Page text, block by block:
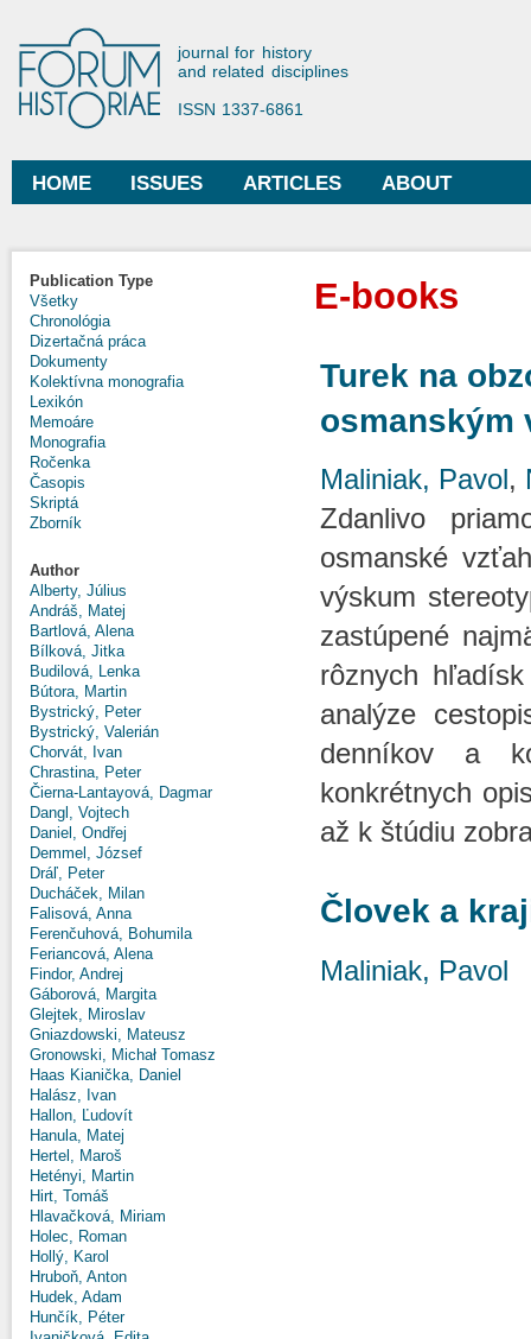
Forum Historiae
journal for history
and related disciplines
ISSN 1337-6861
Main menu
HOME ISSUES ARTICLES ABOUT
Publication Type
Všetky
Chronológia
Dizertačná práca
Dokumenty
Kolektívna monografia
Lexikón
Memoáre
Monografia
Ročenka
Časopis
Skriptá
Zborník
Author
Alberty, Július
Andráš, Matej
Bartlová, Alena
Bílková, Jitka
Budilová, Lenka
Bútora, Martin
Bystrický, Peter
Bystrický, Valerián
Chorvát, Ivan
Chrastina, Peter
Čierna-Lantayová, Dagmar
Dangl, Vojtech
Daniel, Ondřej
Demmel, József
Dráľ, Peter
Ducháček, Milan
Falisová, Anna
Ferenčuhová, Bohumila
Feriancová, Alena
Findor, Andrej
Gáborová, Margita
Glejtek, Miroslav
Gniazdowski, Mateusz
Gronowski, Michał Tomasz
Haas Kianička, Daniel
Halász, Ivan
Hallon, Ľudovít
Hanula, Matej
Hertel, Maroš
Hetényi, Martin
Hirt, Tomáš
Hlavačková, Miriam
Holec, Roman
Hollý, Karol
Hruboň, Anton
Hudek, Adam
Hunčík, Péter
E-books
Turek na
osmanským
Maliniak, Pavol,
Zdanlivo
osmanské
výskum
zastúpené
rôznych
analýze
denníkov a
konkrétnych
až k štúdiu
Človek a
Maliniak, Pavol